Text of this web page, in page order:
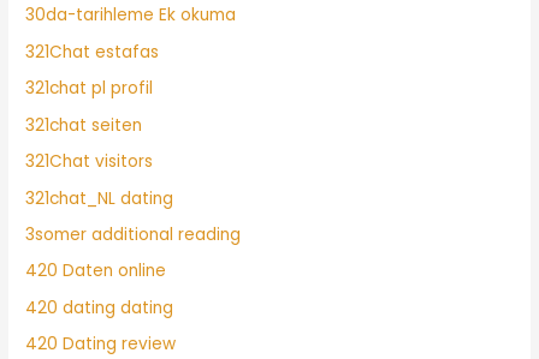
30da-tarihleme Ek okuma
321Chat estafas
321chat pl profil
321chat seiten
321Chat visitors
321chat_NL dating
3somer additional reading
420 Daten online
420 dating dating
420 Dating review